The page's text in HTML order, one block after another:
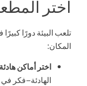
اختر
تلعب البيئة دورًا
المكان:
اختر أماكن هادئة
الهادئة—فكر